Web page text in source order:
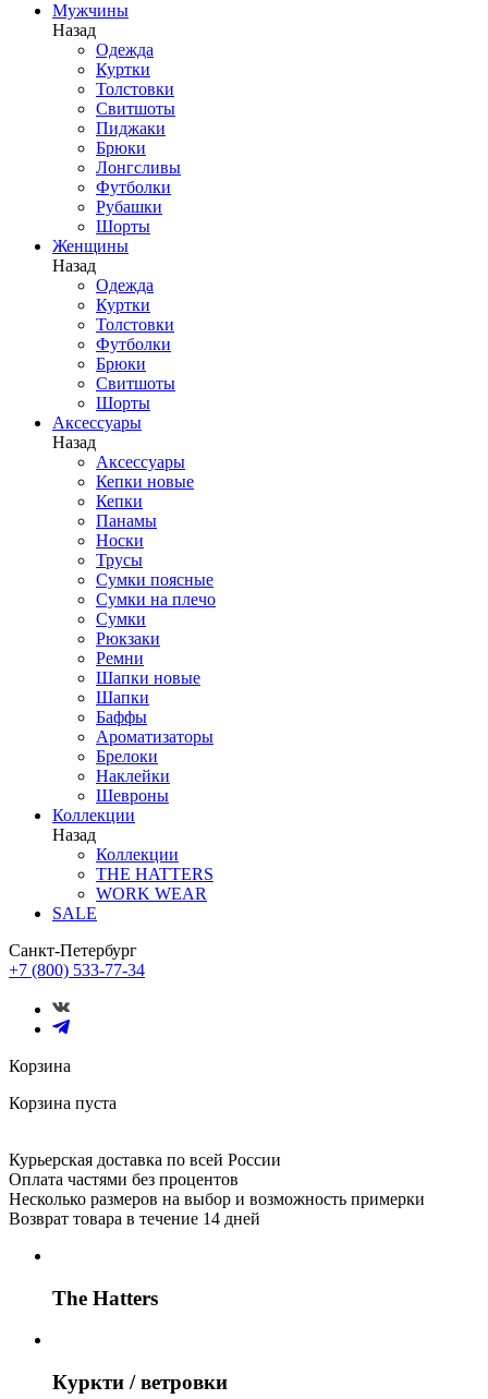
Мужчины
Назад
Одежда
Куртки
Толстовки
Свитшоты
Пиджаки
Брюки
Лонгсливы
Футболки
Рубашки
Шорты
Женщины
Назад
Одежда
Куртки
Толстовки
Футболки
Брюки
Свитшоты
Шорты
Аксессуары
Назад
Аксессуары
Кепки новые
Кепки
Панамы
Носки
Трусы
Сумки поясные
Сумки на плечо
Сумки
Рюкзаки
Ремни
Шапки новые
Шапки
Баффы
Ароматизаторы
Брелоки
Наклейки
Шевроны
Коллекции
Назад
Коллекции
THE HATTERS
WORK WEAR
SALE
Санкт-Петербург
+7 (800) 533-77-34
Корзина
Корзина пуста
Курьерская доставка по всей России
Оплата частями без процентов
Несколько размеров на выбор и возможность примерки
Возврат товара в течение 14 дней
The Hatters
Куркти / ветровки